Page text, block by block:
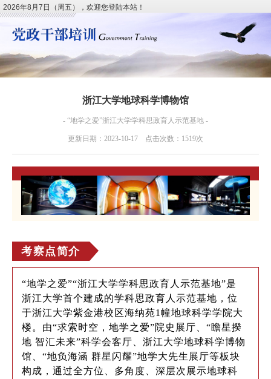
2026年8月7日（周五），欢迎您登陆本站！
浙江大学地球科学博物馆
- “地学之爱”浙江大学学科思政育人示范基地 -
更新日期：2023-10-17 点击次数：1519次
考察点简介
“地学之爱”“浙江大学学科思政育人示范基地”是
浙江大学首个建成的学科思政育人示范基地，位
于浙江大学紫金港校区海纳苑1幢地球科学学院大
楼。由“求索时空，地学之爱”院史展厅、“瞻星揆
地 智汇未来”科学会客厅、浙江大学地球科学博物
馆、“地负海涵 群星闪耀”地学大先生展厅等板块
构成，通过全方位、多角度、深层次展示地球科